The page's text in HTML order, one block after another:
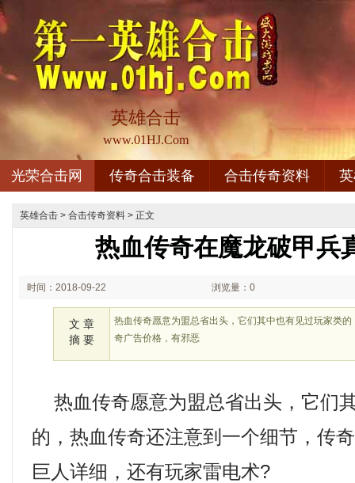
英雄合击
www.01HJ.Com
光荣合击网 传奇合击装备 合击传奇资料
英雄合击 > 合击传奇资料 > 正文
热血传奇在魔龙破甲兵
时间：2018-09-22 浏览量：0
文 章
摘 要
热血传奇愿意为盟总省出头，它们其中也有见过玩家类
奇广告价格，有邪恶
热血传奇愿意为盟总省出头，它们
的，热血传奇还注意到一个细节，传
巨人详细，还有玩家雷电术?